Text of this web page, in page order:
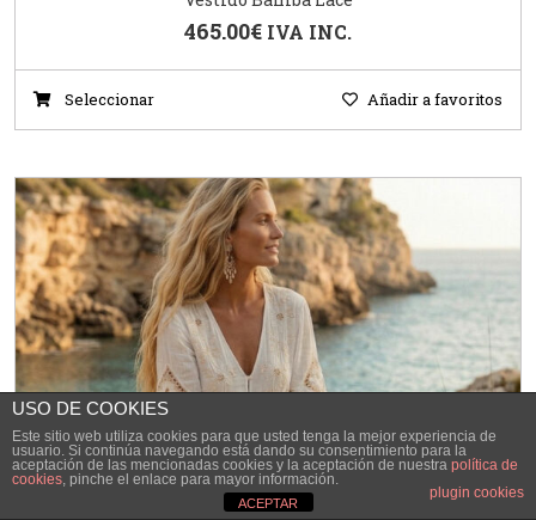
465.00€ IVA INC.
Seleccionar Añadir a favoritos
USO DE COOKIES
Este sitio web utiliza cookies para que usted tenga la mejor experiencia de
usuario. Si continúa navegando está dando su consentimiento para la
aceptación de las mencionadas cookies y la aceptación de nuestra política de
cookies, pinche el enlace para mayor información.
plugin cookies
ACEPTAR